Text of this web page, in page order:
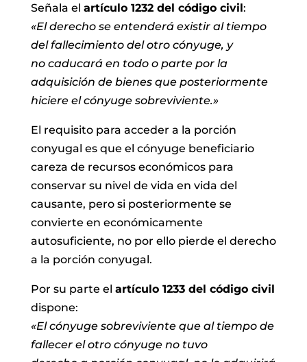
Señala el artículo 1232 del código civil:
«El derecho se entenderá existir al tiempo
del fallecimiento del otro cónyuge, y
no caducará en todo o parte por la
adquisición de bienes que posteriormente
hiciere el cónyuge sobreviviente.»
El requisito para acceder a la porción
conyugal es que el cónyuge beneficiario
careza de recursos económicos para
conservar su nivel de vida en vida del
causante, pero si posteriormente se
convierte en económicamente
autosuficiente, no por ello pierde el derecho
a la porción conyugal.
Por su parte el artículo 1233 del código civil
dispone:
«El cónyuge sobreviviente que al tiempo de
fallecer el otro cónyuge no tuvo